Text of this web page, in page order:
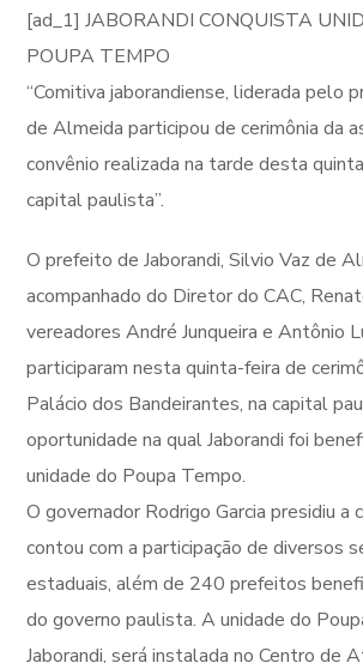
[ad_1] JABORANDI CONQUISTA
POUPA TEMPO
“Comitiva jaborandiense, liderada pelo
de Almeida participou de cerimônia da
convênio realizada na tarde desta
capital paulista”.
O prefeito de Jaborandi, Silvio Vaz de
acompanhado do Diretor do CAC,
vereadores André Junqueira e Antônio
participaram nesta quinta-feira de
Palácio dos Bandeirantes, na capital
oportunidade na qual Jaborandi foi
unidade do Poupa Tempo.
O governador Rodrigo Garcia presidiu a
contou com a participação de diversos
estaduais, além de 240 prefeitos
do governo paulista. A unidade do
Jaborandi, será instalada no Centro de